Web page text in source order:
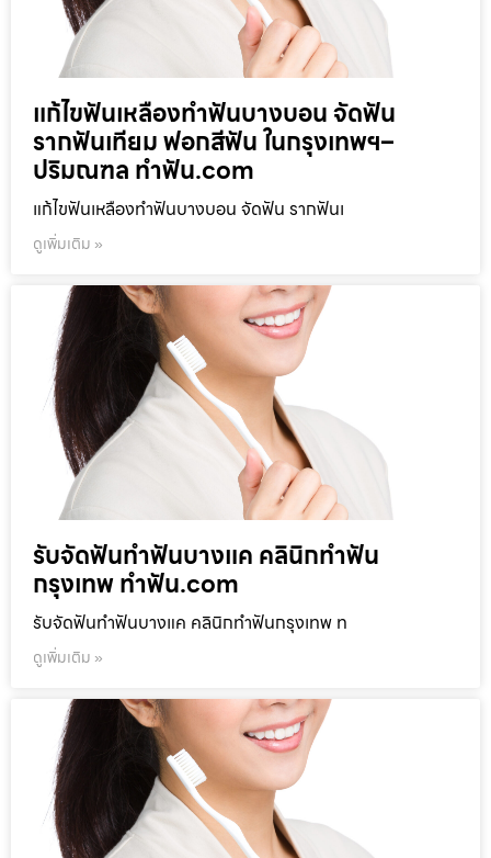
แก้ไขฟันเหลืองทำฟันบางบอน จัดฟัน
รากฟันเทียม ฟอกสีฟัน ในกรุงเทพฯ–
ปริมณฑล ทำฟัน.com
แก้ไขฟันเหลืองทำฟันบางบอน จัดฟัน รากฟันเ
ดูเพิ่มเติม »
รับจัดฟันทำฟันบางแค คลินิกทำฟัน
กรุงเทพ ทำฟัน.com
รับจัดฟันทำฟันบางแค คลินิกทำฟันกรุงเทพ ท
ดูเพิ่มเติม »